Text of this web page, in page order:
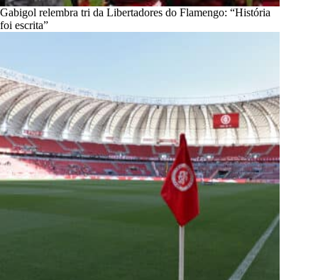
Gabigol relembra tri da Libertadores do Flamengo: “História
foi escrita”